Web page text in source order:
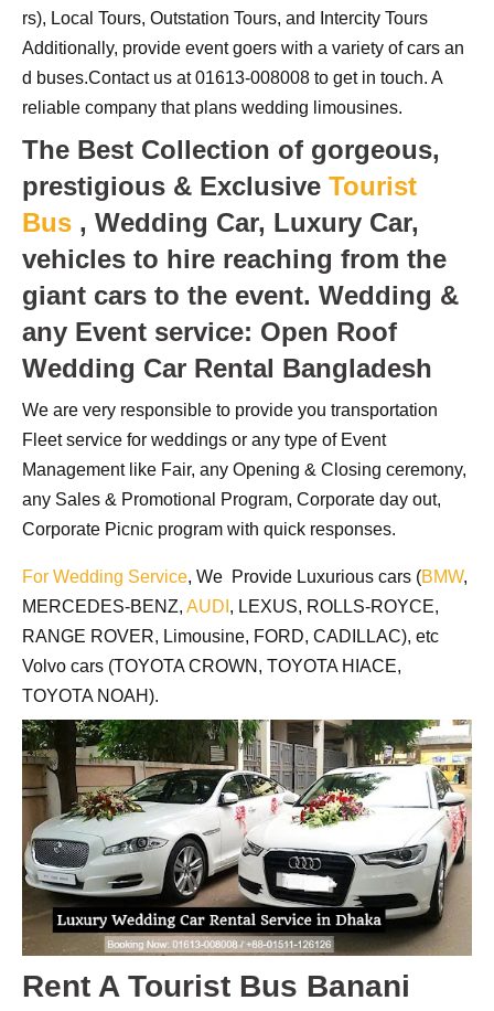
rs), Local Tours, Outstation Tours, and Intercity Tours
Additionally, provide eventgoers with a variety ofcars an
d buses.Contact us at01613-008008 to get in touch. A
reliable company that plans wedding limousines.
The Best Collection of gorgeous,
prestigious & Exclusive Tourist
Bus , Wedding Car, Luxury Car,
vehicles to hire reaching from the
giant cars to the event. Wedding &
any Event service: Open Roof
Wedding Car Rental Bangladesh
We are very responsible to provide you transportation
Fleet service for weddings or any type of Event
Management like Fair, any Opening & Closing ceremony,
any Sales & Promotional Program, Corporate day out,
Corporate Picnic program with quick responses.
For Wedding Service, We Provide Luxurious cars (BMW,
MERCEDES-BENZ, AUDI , LEXUS, ROLLS-ROYCE,
RANGE ROVER, Limousine, FORD, CADILLAC), etc
Volvo cars (TOYOTA CROWN, TOYOTA HIACE,
TOYOTA NOAH).
Rent A Tourist Bus Banani